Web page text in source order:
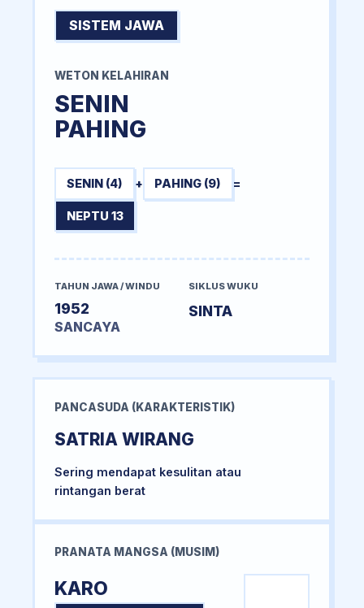
SISTEM JAWA
WETON KELAHIRAN
SENIN
PAHING
SENIN (4) + PAHING (9) =
NEPTU 13
TAHUN JAWA / WINDU
1952
SANCAYA
SIKLUS WUKU
SINTA
PANCASUDA (KARAKTERISTIK)
SATRIA WIRANG
Sering mendapat kesulitan atau
rintangan berat
PRANATA MANGSA (MUSIM)
KARO